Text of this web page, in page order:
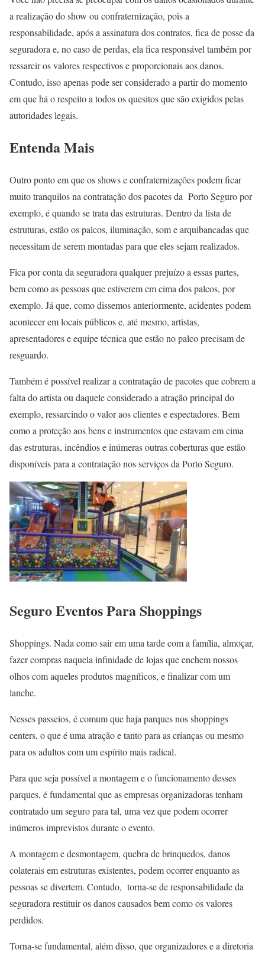
a realização do show ou confraternização, pois a
responsabilidade, após a assinatura dos contratos, fica de posse da
seguradora e, no caso de perdas, ela fica responsável também por
ressarcir os valores respectivos e proporcionais aos danos.
Contudo, isso apenas pode ser considerado a partir do momento
em que há o respeito a todos os quesitos que são exigidos pelas
autoridades legais.
Entenda Mais
Outro ponto em que os shows e confraternizações podem ficar
muito tranquilos na contratação dos pacotes da Porto Seguro por
exemplo, é quando se trata das estruturas. Dentro da lista de
estruturas, estão os palcos, iluminação, som e arquibancadas que
necessitam de serem montadas para que eles sejam realizados.
Fica por conta da seguradora qualquer prejuízo a essas partes,
bem como as pessoas que estiverem em cima dos palcos, por
exemplo. Já que, como dissemos anteriormente, acidentes podem
acontecer em locais públicos e, até mesmo, artistas,
apresentadores e equipe técnica que estão no palco precisam de
resguardo.
Também é possível realizar a contratação de pacotes que cobrem a
falta do artista ou daquele considerado a atração principal do
exemplo, ressarcindo o valor aos clientes e espectadores. Bem
como a proteção aos bens e instrumentos que estavam em cima
das estruturas, incêndios e inúmeras outras coberturas que estão
disponíveis para a contratação nos serviços da Porto Seguro.
Seguro Eventos Para Shoppings
Shoppings. Nada como sair em uma tarde com a família, almoçar,
fazer compras naquela infinidade de lojas que enchem nossos
olhos com aqueles produtos magníficos, e finalizar com um
lanche.
Nesses passeios, é comum que haja parques nos shoppings
centers, o que é uma atração e tanto para as crianças ou mesmo
para os adultos com um espírito mais radical.
Para que seja possível a montagem e o funcionamento desses
parques, é fundamental que as empresas organizadoras tenham
contratado um seguro para tal, uma vez que podem ocorrer
inúmeros imprevistos durante o evento.
A montagem e desmontagem, quebra de brinquedos, danos
colaterais em estruturas existentes, podem ocorrer enquanto as
pessoas se divertem. Contudo, torna-se de responsabilidade da
seguradora restituir os danos causados bem como os valores
perdidos.
Torna-se fundamental, além disso, que organizadores e a diretoria